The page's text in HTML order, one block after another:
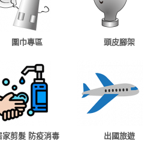
圍巾專區 頭皮腳架
家剪髮 防疫消毒 出國旅遊